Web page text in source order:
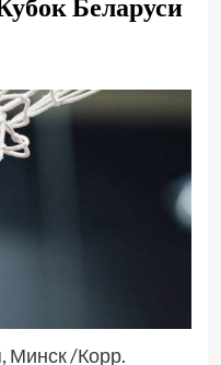
Минск /Корр.